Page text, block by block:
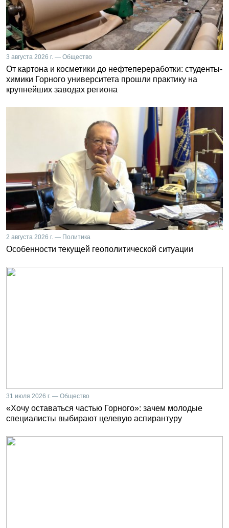
3 августа 2026 г. — Общество
От картона и косметики до нефтепереработки: студенты-
химики Горного университета прошли практику на
крупнейших заводах региона
2 августа 2026 г. — Политика
Особенности текущей геополитической ситуации
31 июля 2026 г. — Общество
«Хочу оставаться частью Горного»: зачем молодые
специалисты выбирают целевую аспирантуру